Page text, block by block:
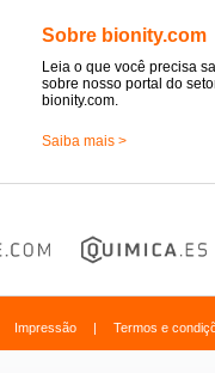
Sobre bionity.com
Leia o que você precisa
sobre nosso portal do
bionity.com.
Saiba mais >
Impressão | Termos e